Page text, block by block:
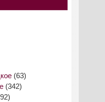
(63)
(342)